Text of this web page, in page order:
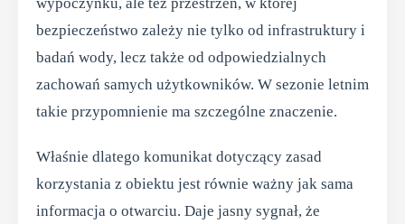
bezpieczeństwo zależy nie tylko od infrastruktury i
badań wody, lecz także od odpowiedzialnych
zachowań samych użytkowników. W sezonie letnim
takie przypomnienie ma szczególne znaczenie.
Właśnie dlatego komunikat dotyczący zasad
korzystania z obiektu jest równie ważny jak sama
informacja o otwarciu. Daje jasny sygnał, że